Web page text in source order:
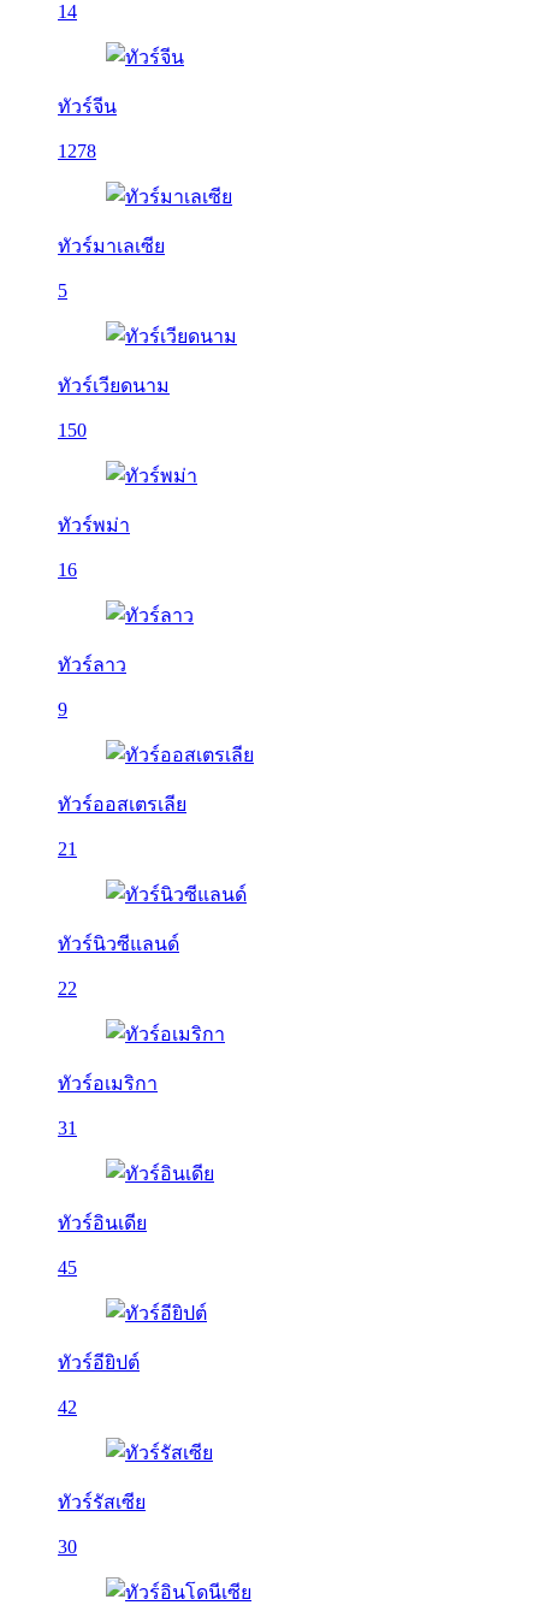
14
ทัวร์จีน
1278
ทัวร์มาเลเซีย
5
ทัวร์เวียดนาม
150
ทัวร์พม่า
16
ทัวร์ลาว
9
ทัวร์ออสเตรเลีย
21
ทัวร์นิวซีแลนด์
22
ทัวร์อเมริกา
31
ทัวร์อินเดีย
45
ทัวร์อียิปต์
42
ทัวร์รัสเซีย
30